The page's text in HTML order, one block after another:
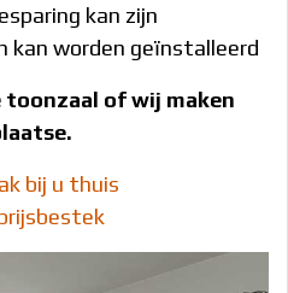
kan zijn
kan worden geïnstalleerd
toonzaal of wij maken
bij u thuis